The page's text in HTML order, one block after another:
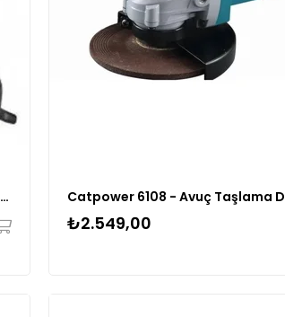
Catpower 6129 Avuç Taşlama Devir Ayarlı 125 Mm
₺2.549,00